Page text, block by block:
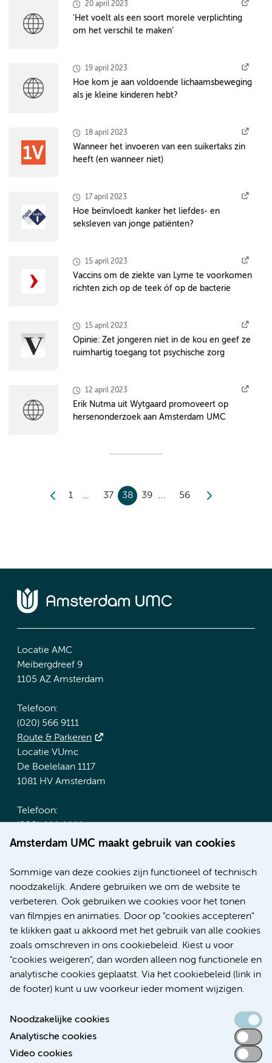
Amsterdam UMC maakt gebruik van cookies
Sommige van deze cookies zijn functioneel of technisch
noodzakelijk. Andere gebruiken we om de website te
verbeteren. Ook gebruiken we cookies voor het tonen
van filmpjes en animaties. Door op "cookies accepteren"
te klikken gaat u akkoord met het gebruik van alle cookies
zoals omschreven in ons cookiebeleid. Kiest u voor
"cookies weigeren", dan worden alleen nog functionele en
analytische cookies geplaatst. Via het cookiebeleid (link in
de footer) kunt u uw voorkeur ieder moment wijzigen.
Noodzakelijke cookies
Analytische cookies
Video cookies
20 april 2023
‘Het voelt als een soort morele verplichting
om het verschil te maken’
19 april 2023
Hoe kom je aan voldoende lichaamsbeweging
als je kleine kinderen hebt?
18 april 2023
Wanneer het invoeren van een suikertaks zin
heeft (en wanneer niet)
17 april 2023
Hoe beïnvloedt kanker het liefdes- en
seksleven van jonge patiënten?
15 april 2023
Vaccins om de ziekte van Lyme te voorkomen
richten zich op de teek óf op de bacterie
15 april 2023
Opinie: Zet jongeren niet in de kou en geef ze
ruimhartig toegang tot psychische zorg
12 april 2023
Erik Nutma uit Wytgaard promoveert op
hersenonderzoek aan Amsterdam UMC
1 37 38 39 56
Locatie AMC
Meibergdreef 9
1105 AZ Amsterdam
Telefoon:
(020) 566 9111
Route & Parkeren
Locatie VUmc
De Boelelaan 1117
1081 HV Amsterdam
Telefoon:
(020) 444 4444
Route & Parkeren
Meer Amsterdam UMC websites:
Werken bij Amsterdam UMC
Over Amsterdam UMC
Nieuws
Research
Educatie Locatie VUmc
Toegankelijkheidsverklaring